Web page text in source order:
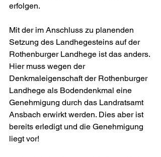
erfolgen.
Mit der im Anschluss zu planenden
Setzung des Landhegesteins auf der
Rothenburger Landhege ist das anders.
Hier muss wegen der
Denkmaleigenschaft der Rothenburger
Landhege als Bodendenkmal eine
Genehmigung durch das Landratsamt
Ansbach erwirkt werden. Dies aber ist
bereits erledigt und die Genehmigung
liegt vor!